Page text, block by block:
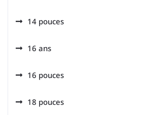
14 pouces
16 ans
16 pouces
18 pouces